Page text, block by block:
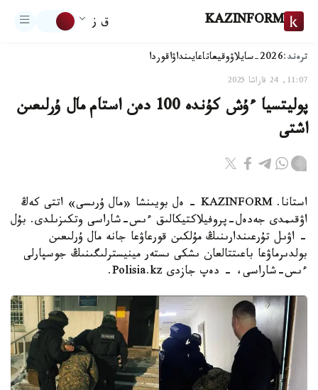
KAZINFORM ق ز
ترەند:2026-سايلاۋ وقيعاتاعايىنداۋاقوردا
11:07, 24 قاراشا 2025
پوليتسيا ءۇش كۇندە 100 دەن استام مال ۇرلىعىن
اشتى
استانا. KAZINFORM - ەل بويىنشا «مال ۇرىسى» اتتى كەڭ
اۋقىمدى جەدەل-پروفيلاكتيكالىق ءىس-شاراسى وتكىزىلدى. بۇل
- اۋىل تۇرعىندارىنىڭ مۇلكىن قورعاۋعا جانە مال ۇرلىعىن
بولدىرماۋعا باعىتتالعان ىشكى ىستەر مينيسترلىگىنىڭ جوسپارلى
ءىس-شاراسى، - دەپ جازدى Polisia.kz.